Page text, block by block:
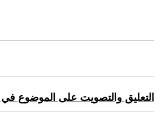
التعليق والتصويت على الموضوع في